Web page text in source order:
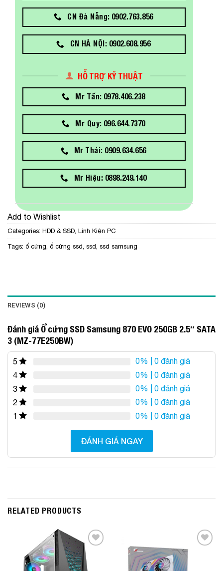
CN Đà Nẵng: 0902.763.856
CN HÀ NỘI: 0902.608.956
HỖ TRỢ KỸ THUẬT
Mr Tấn: 0978.406.238
Mr Quy: 096.644.7370
Mr Thái: 0909.634.656
Mr Hiệu: 0898.249.140
Add to Wishlist
Categories: HDD & SSD Linh Kiện PC
Tags: ổ cứng ổ cứng ssd ssd ssd samsung
REVIEWS (0)
Đánh giá Ổ cứng SSD Samsung 870 EVO 250GB 2.5″ SATA
3 (MZ-77E250BW)
5 0% | 0 đánh giá
4
0% | 0 đánh giá
3
0% | 0 đánh giá
2
0% | 0 đánh giá
1
0% | 0 đánh giá
ĐÁNH GIÁ NGAY
RELATED PRODUCTS
Add to
Wishlist